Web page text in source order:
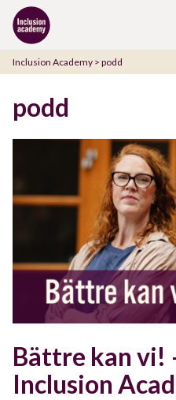
till
innehåll
Inclusion Academy > podd
podd
Bättre kan vi!
Inclusion